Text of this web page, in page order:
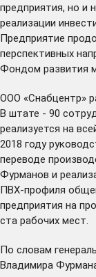
предприятия, но и
реализации
Предприятие
перспективных
Фондом развития
ООО «Снабцентр»
В штате - 90
реализуется на
2018 году
переводе
Фурманов и
ПВХ-профиля
предприятия на
ста рабочих мест.
По словам
Владимира